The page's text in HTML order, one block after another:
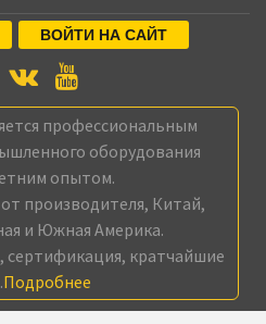
ВОЙТИ НА САЙТ
оборудования
опытом.
производителя, Китай,
и Южная Америка.
сертификация, кратчайшие
Подробнее